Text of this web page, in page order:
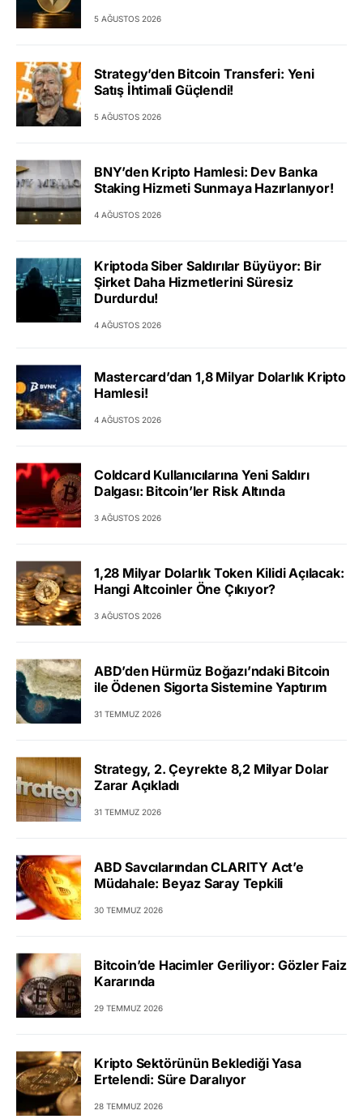
5 AĞUSTOS 2026
Strategy’den Bitcoin Transferi: Yeni
Satış İhtimali Güçlendi!
5 AĞUSTOS 2026
BNY’den Kripto Hamlesi: Dev Banka
Staking Hizmeti Sunmaya Hazırlanıyor!
4 AĞUSTOS 2026
Kriptoda Siber Saldırılar Büyüyor: Bir
Şirket Daha Hizmetlerini Süresiz
Durdurdu!
4 AĞUSTOS 2026
Mastercard’dan 1,8 Milyar Dolarlık Kripto
Hamlesi!
4 AĞUSTOS 2026
Coldcard Kullanıcılarına Yeni Saldırı
Dalgası: Bitcoin’ler Risk Altında
3 AĞUSTOS 2026
1,28 Milyar Dolarlık Token Kilidi Açılacak:
Hangi Altcoinler Öne Çıkıyor?
3 AĞUSTOS 2026
ABD’den Hürmüz Boğazı’ndaki Bitcoin
ile Ödenen Sigorta Sistemine Yaptırım
31 TEMMUZ 2026
Strategy, 2. Çeyrekte 8,2 Milyar Dolar
Zarar Açıkladı
31 TEMMUZ 2026
ABD Savcılarından CLARITY Act’e
Müdahale: Beyaz Saray Tepkili
30 TEMMUZ 2026
Bitcoin’de Hacimler Geriliyor: Gözler Faiz
Kararında
29 TEMMUZ 2026
Kripto Sektörünün Beklediği Yasa
Ertelendi: Süre Daralıyor
28 TEMMUZ 2026